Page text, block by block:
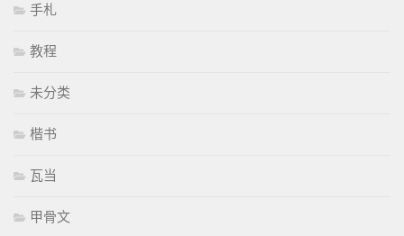
手札
教程
未分类
楷书
瓦当
甲骨文